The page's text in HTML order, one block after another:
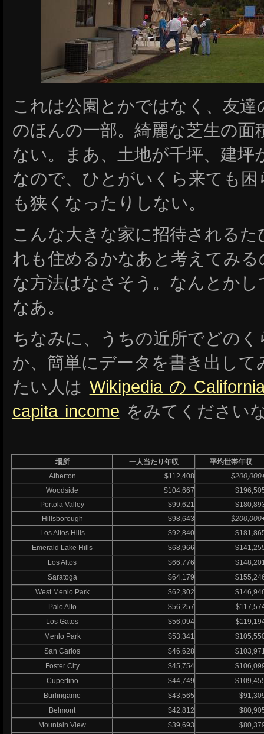
これは公園とかではなく、友
のほんの一部。綺麗な芝生の面
ない。まあ、土地が千坪、建
なので、ひとがいくら来ても
も狭くなったりしない。
こんな大きな家に招待される
れも住めるかなあと考えてみ
な方法はなさそう。なんとか
なあ。
ちなみに、うちの近所でどの
か、簡単にデータを書き出して
たい人は Wikipedia の
capita income をみてください
場所 一人当たり年収
平均世帯年収
Atherton
$112,408 $200,000
Woodside
$104,667
Portola Valley
$99,621
Hillsborough
$98,643 $200,000
Los Altos Hills
$92,840
Emerald Lake Hills
$68,966
Los Altos
$66,776
Saratoga
$64,179
West Menlo Park
$62,302
Palo Alto
$56,257
Los Gatos
$56,094
Menlo Park
$53,341
San Carlos
$46,628
Foster City
$45,754
Cupertino
$44,749
Burlingame
$43,565
Belmont
$42,812
Mountain View
$39,693